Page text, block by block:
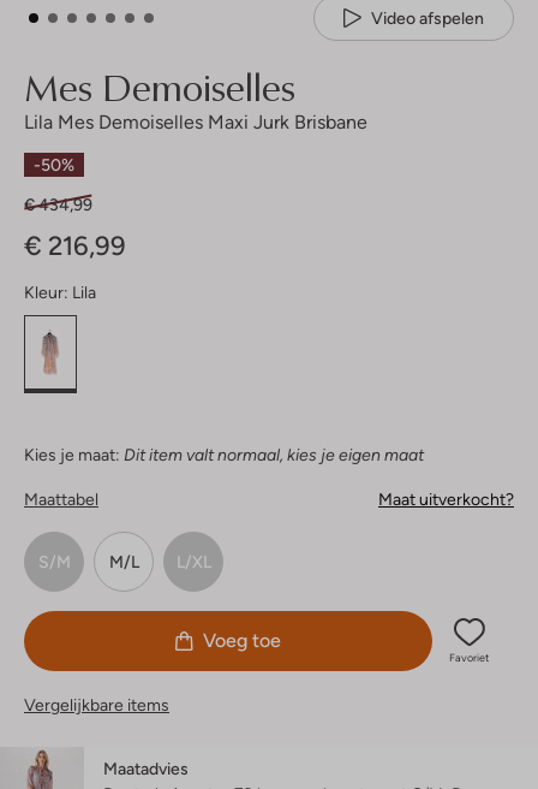
Video afspelen
Mes Demoiselles
Lila Mes Demoiselles Maxi Jurk Brisbane
-50%
€ 434,99
€ 216,99
Kleur: Lila
Kies je maat: Dit item valt normaal, kies je eigen maat
Maattabel Maat uitverkocht?
S/M M/L L/XL
Voeg toe
Favoriet
Vergelijkbare items
Maatadvies